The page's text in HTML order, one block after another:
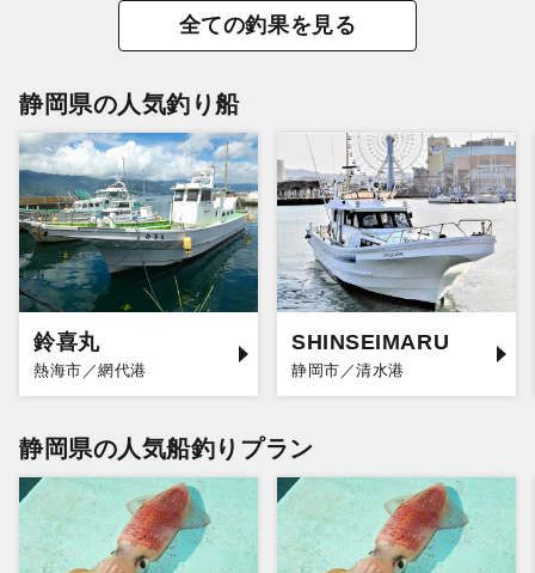
全ての釣果を見る
静岡県の人気釣り船
鈴喜丸
熱海市／網代港
SHINSEIMARU
静岡市／清水港
静岡県の人気船釣りプラン